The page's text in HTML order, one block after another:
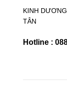
KINH
TÂN
Hotline :